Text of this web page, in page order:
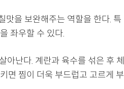
맛을 보완해주는 역할을 한다. 특
좌우할 수 있다.
아난다. 계란과 육수를 섞은 후 체
면 찜이 더욱 부드럽고 고르게 부